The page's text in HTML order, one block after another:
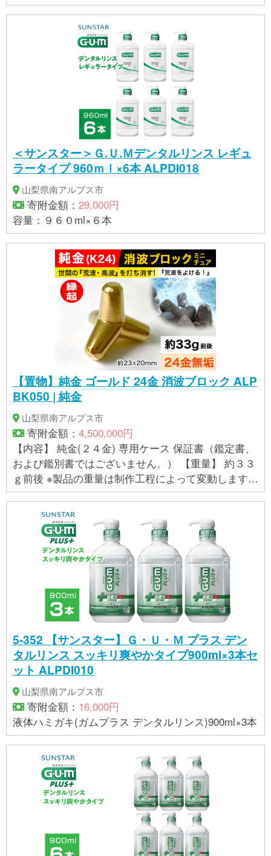
＜サンスター＞Ｇ.Ｕ.Ｍデンタルリンス レギュ
ラータイプ 960ｍｌ×6本 ALPDI018
山梨県南アルプス市
寄附金額： 29,000円
容量：９６０ml×６本
【置物】純金 ゴールド 24金 消波ブロック ALP
BK050 | 純金
山梨県南アルプス市
寄附金額： 4,500,000円
【内容】 純金(２４金) 専用ケース 保証書（鑑定書、
および鑑別書ではございません。） 【重量】 約３３
ｇ前後 ※製品の重量は制作工程によって変動します。
手作業で制作しているため、均等な重さを心がけて
おりますが、指定範囲内で多少の誤差が生じる場合
があります。そのため、重量の具体的な指定はお受
けできません。 【製品サイズ】 幅：約２３ｍｍ 高
さ：約２０ｍｍ ※製造過程に手作業がある為、数値は
前後する場合がございますのでご了承ください。
【提供事業者】株式会社 江商
5-352 【サンスター】Ｇ・Ｕ・Ｍ プラス デン
タルリンス スッキリ爽やかタイプ900ml×3本セ
ット ALPDI010
山梨県南アルプス市
寄附金額： 16,000円
液体ハミガキ(ガムプラス デンタルリンス)900ml×3本